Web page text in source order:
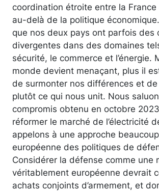
coordination étroite entre la France
au-delà de la politique
que nos deux pays ont parfois des
divergentes dans des domaines
sécurité, le commerce et l’énergie.
monde devient menaçant, plus il
de surmonter nos différences et
plutôt ce qui nous unit. Nous
compromis obtenu en octobre
réformer le marché de l’électricité
appelons à une approche
européenne des politiques de
Considérer la défense comme une
véritablement européenne devrait
achats conjoints d’armement, et